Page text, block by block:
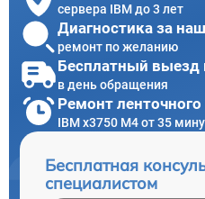
сервера IBM до 3 лет
Диагностика за
ремонт по желанию
Бесплатный выезд
в день обращения
Ремонт
IBM x3750 M4 от 35
Бесплатная
специалистом